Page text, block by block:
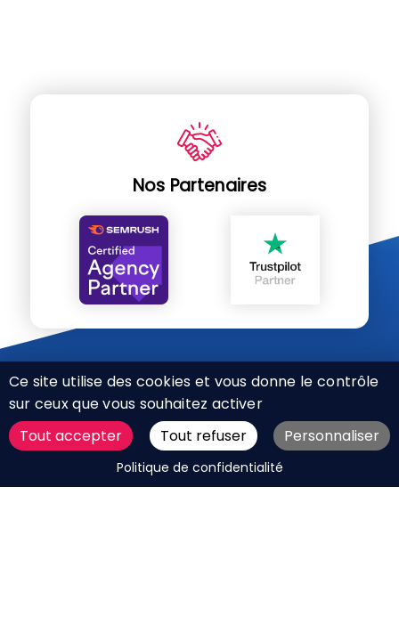
DEMANDER UN DEVIS
Nos Partenaires
CHARTE RÉSEAUX SOCIAUX
MENTIONS LÉGALES
Ce site utilise des cookies et vous donne le contrôle
sur ceux que vous souhaitez activer
Tout accepter
Tout refuser Personnaliser
Politique de confidentialité